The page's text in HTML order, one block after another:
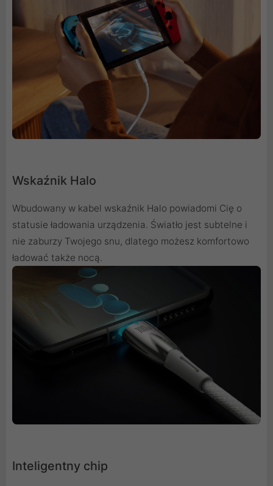
Wskaźnik Halo
Wbudowany w kabel wskaźnik Halo powiadomi Cię o
statusie ładowania urządzenia. Światło jest subtelne i
nie zaburzy Twojego snu, dlatego możesz komfortowo
ładować także nocą.
Inteligentny chip